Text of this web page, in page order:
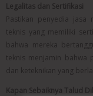
Legalitas dan Sertifikasi
Pastikan penyedia jasa
teknis yang memiliki
bahwa mereka
teknis menjamin bahwa
dan keteknikan yang
Kapan Sebaiknya Talud